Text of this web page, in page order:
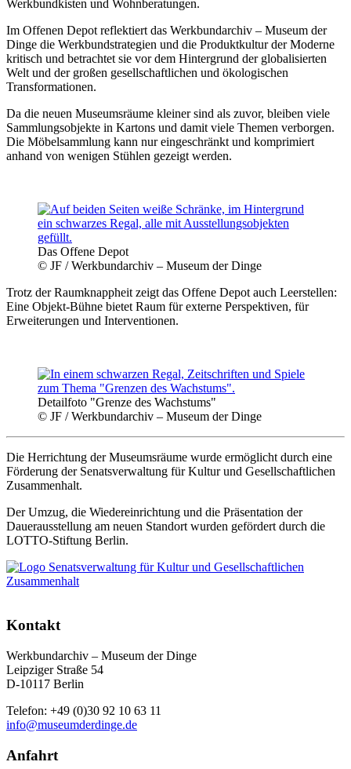
Werkbundkisten und Wohnberatungen.
Im Offenen Depot reflektiert das Werkbundarchiv – Museum der
Dinge die Werkbundstrategien und die Produktkultur der Moderne
kritisch und betrachtet sie vor dem Hintergrund der globalisierten
Welt und der großen gesellschaftlichen und ökologischen
Transformationen.
Da die neuen Museumsräume kleiner sind als zuvor, bleiben viele
Sammlungsobjekte in Kartons und damit viele Themen verborgen.
Die Möbelsammlung kann nur eingeschränkt und komprimiert
anhand von wenigen Stühlen gezeigt werden.
Das Offene Depot
© JF / Werkbundarchiv – Museum der Dinge
Trotz der Raumknappheit zeigt das Offene Depot auch Leerstellen:
Eine Objekt-Bühne bietet Raum für externe Perspektiven, für
Erweiterungen und Interventionen.
Detailfoto "Grenze des Wachstums"
© JF / Werkbundarchiv – Museum der Dinge
Die Herrichtung der Museumsräume wurde ermöglicht durch eine
Förderung der Senatsverwaltung für Kultur und Gesellschaftlichen
Zusammenhalt.
Der Umzug, die Wiedereinrichtung und die Präsentation der
Dauerausstellung am neuen Standort wurden gefördert durch die
LOTTO-Stiftung Berlin.
Kontakt
Werkbundarchiv – Museum der Dinge
Leipziger Straße 54
D-10117 Berlin
Telefon: +49 (0)30 92 10 63 11
info@museumderdinge.de
Anfahrt